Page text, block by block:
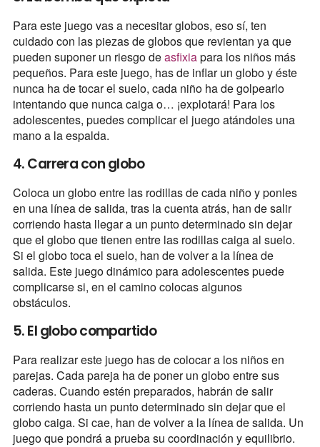
Para este juego vas a necesitar globos, eso sí, ten
cuidado con las piezas de globos que revientan ya que
pueden suponer un riesgo deasfixiapara los niños más
pequeños. Para este juego, has de inflar un globo y éste
nunca ha de tocar el suelo, cada niño ha de golpearlo
intentando que nunca caiga o… ¡explotará! Para los
adolescentes, puedes complicar el juego atándoles una
mano a la espalda.
4. Carrera con globo
Coloca un globo entre las rodillas de cada niño y ponles
en una línea de salida, tras la cuenta atrás, han de salir
corriendo hasta llegar a un punto determinado sin dejar
que el globo que tienen entre las rodillas caiga al suelo.
Si el globo toca el suelo, han de volver a la línea de
salida. Este juego dinámico para adolescentes puede
complicarse si, en el camino colocas algunos
obstáculos.
5. El globo compartido
Para realizar este juego has de colocar a los niños en
parejas. Cada pareja ha de poner un globo entre sus
caderas. Cuando estén preparados, habrán de salir
corriendo hasta un punto determinado sin dejar que el
globo caiga. Si cae, han de volver a la línea de salida. Un
juego que pondrá a prueba su coordinación y equilibrio.